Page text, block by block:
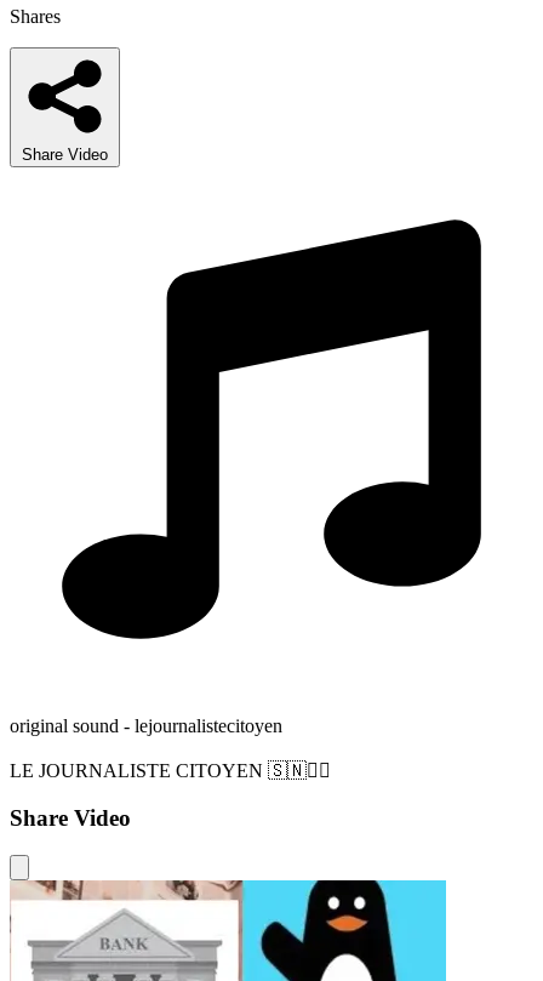
Shares
Share Video
original sound - lejournalistecitoyen
LE JOURNALISTE CITOYEN 🇸🇳✊🏿
Share Video